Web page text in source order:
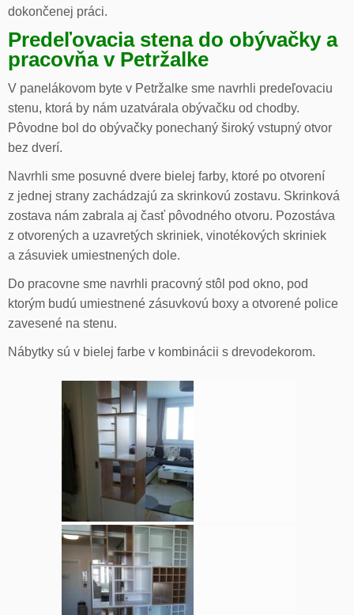
dokončenej práci.
Predeľovacia stena do obývačky a
pracovňa v Petržalke
V panelákovom byte v Petržalke sme navrhli predeľovaciu
stenu, ktorá by nám uzatvárala obývačku od chodby.
Pôvodne bol do obývačky ponechaný široký vstupný otvor
bez dverí.
Navrhli sme posuvné dvere bielej farby, ktoré po otvorení
z jednej strany zachádzajú za skrinkovú zostavu. Skrinková
zostava nám zabrala aj časť pôvodného otvoru. Pozostáva
z otvorených a uzavretých skriniek, vinotékových skriniek
a zásuviek umiestnených dole.
Do pracovne sme navrhli pracovný stôl pod okno, pod
ktorým budú umiestnené zásuvkovú boxy a otvorené police
zavesené na stenu.
Nábytky sú v bielej farbe v kombinácii s drevodekorom.